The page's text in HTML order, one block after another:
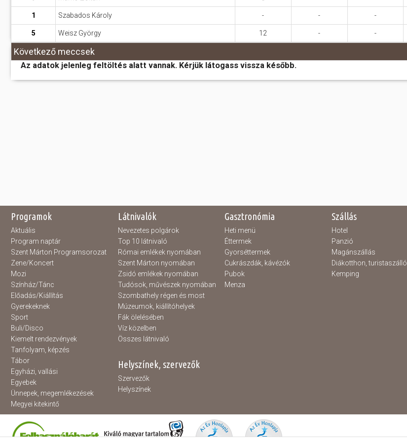
1 Szabados Károly - - -
5 Weisz György 12 - -
Következő meccsek
Az adatok jelenleg feltöltés alatt vannak. Kérjük látogass vissza később.
Programok
Aktuális
Program naptár
Szent Márton Programsorozat
Zene/Koncert
Mozi
Színház/Tánc
Előadás/Kiállítás
Gyerekeknek
Sport
Buli/Disco
Kiemelt rendezvények
Tanfolyam, képzés
Tábor
Egyházi, vallási
Egyebek
Ünnepek, megemlékezések
Megyei kitekintő
Látnivalók
Nevezetes polgárok
Top 10 látnivaló
Római emlékek nyomában
Szent Márton nyomában
Zsidó emlékek nyomában
Tudósok, művészek nyomában
Szombathely régen és most
Múzeumok, kiállítóhelyek
Fák ölelésében
Víz közelben
Összes látnivaló
Gasztronómia
Heti menü
Éttermek
Gyorséttermek
Cukrászdák, kávézók
Pubok
Menza
Szállás
Hotel
Panzió
Magánszállás
Diákotthon, turistaszálló
Kemping
Helyszínek, szervezők
Szervezők
Helyszínek